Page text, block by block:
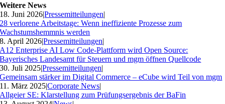
Weitere News
18. Juni 2026|Pressemitteilungen|
28 verlorene Arbeitstage: Wenn ineffiziente Prozesse zum
Wachstumshemmnis werden
8. April 2026|Pressemitteilungen|
A12 Enterprise AI Low Code-Plattform wird Open Source:
Bayerisches Landesamt für Steuern und mgm öffnen Quellcode
30. Juli 2025|Pressemitteilungen|
Gemeinsam stärker im Digital Commerce – eCube wird Teil von mgm
11. März 2025|Corporate News|
Allgeier SE: Klarstellung zum Prüfungsergebnis der BaFin